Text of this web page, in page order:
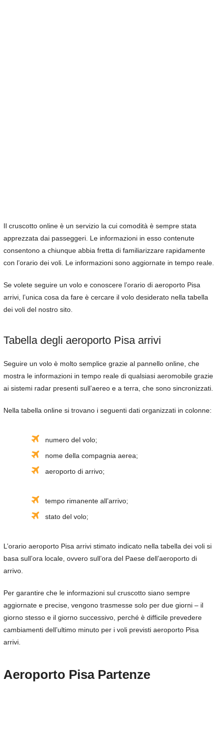
Il cruscotto online è un servizio la cui comodità è sempre stata
apprezzata dai passeggeri. Le informazioni in esso contenute
consentono a chiunque abbia fretta di familiarizzare rapidamente
con l’orario dei voli. Le informazioni sono aggiornate in tempo reale.
Se volete seguire un volo e conoscere l’orario di aeroporto Pisa
arrivi, l’unica cosa da fare è cercare il volo desiderato nella tabella
dei voli del nostro sito.
Tabella degli aeroporto Pisa arrivi
Seguire un volo è molto semplice grazie al pannello online, che
mostra le informazioni in tempo reale di qualsiasi aeromobile grazie
ai sistemi radar presenti sull’aereo e a terra, che sono sincronizzati.
Nella tabella online si trovano i seguenti dati organizzati in colonne:
numero del volo;
nome della compagnia aerea;
aeroporto di arrivo;
tempo rimanente all’arrivo;
stato del volo;
L’orario aeroporto Pisa arrivi stimato indicato nella tabella dei voli si
basa sull’ora locale, ovvero sull’ora del Paese dell’aeroporto di
arrivo.
Per garantire che le informazioni sul cruscotto siano sempre
aggiornate e precise, vengono trasmesse solo per due giorni – il
giorno stesso e il giorno successivo, perché è difficile prevedere
cambiamenti dell’ultimo minuto per i voli previsti aeroporto Pisa
arrivi.
Aeroporto Pisa Partenze